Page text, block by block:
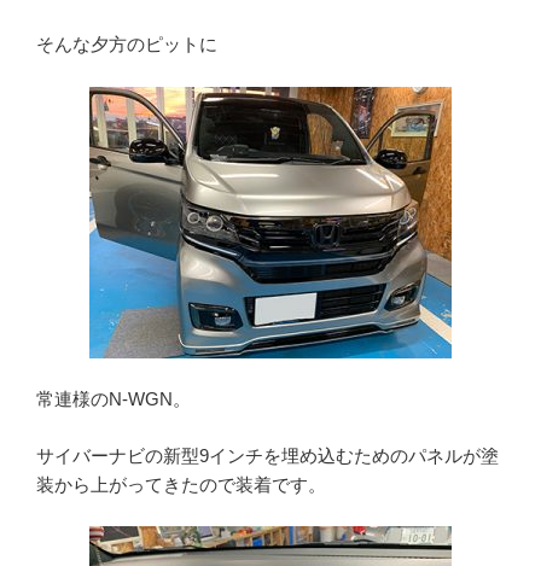
そんな夕方のピットに
常連様のN-WGN。
サイバーナビの新型9インチを埋め込むためのパネルが塗
装から上がってきたので装着です。